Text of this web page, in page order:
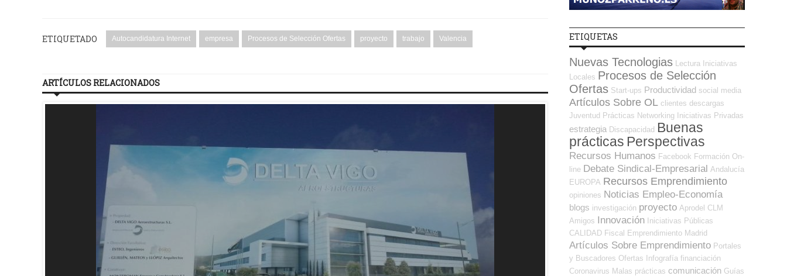
ETIQUETADO Autocandidatura Internet empresa Procesos de Selección Ofertas proyecto trabajo Valencia
ARTÍCULOS RELACIONADOS
ETIQUETAS
Nuevas Tecnologias Lectura
Iniciativas
Locales Procesos de Selección
Ofertas Start-ups Productividad social media
Artículos Sobre OL clientes descargas
Juventud Prácticas Networking Iniciativas Privadas
estrategia Discapacidad Buenas
prácticas Perspectivas
Recursos Humanos Facebook Formación On-
line Debate Sindical-Empresarial Andalucía
EUROPA Recursos Emprendimiento
opiniones Noticias Empleo-Economía
blogs investigación proyecto Aprodel CLM
Amigos Innovación Iniciativas Públicas
CALIDAD Fiscal Emprendimiento Madrid
Artículos Sobre Emprendimiento Portales
y Buscadores Ofertas
Infografía financiación
Coronavirus Malas prácticas comunicación Guías